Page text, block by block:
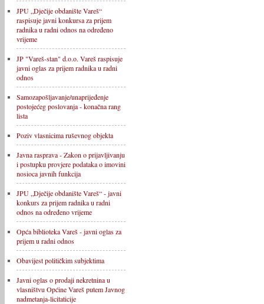
JPU „Dječije obdanište Vareš“
raspisuje javni konkursa za prijem
radnika u radni odnos na određeno
vrijeme
JP "Vareš-stan" d.o.o. Vareš raspisuje
javni oglas za prijem radnika u radni
odnos
Samozapošljavanje/unaprijeđenje
postojećeg poslovanja - konačna rang
lista
Poziv vlasnicima ruševnog objekta
Javna rasprava - Zakon o prijavljivanju
i postupku provjere podataka o imovini
nosioca javnih funkcija
JPU „Dječije obdanište Vareš“ - javni
konkurs za prijem radnika u radni
odnos na određeno vrijeme
Opća biblioteka Vareš - javni oglas za
prijem u radni odnos
Obavijest političkim subjektima
Javni oglas o prodaji nekretnina u
vlasništvu Općine Vareš putem Javnog
nadmetanja-licitaticije